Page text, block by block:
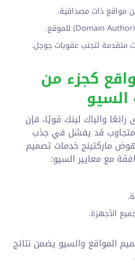
مواقع ذات مصداقية.
متقدمة لتجنب عقوبات جوجل.
كجزء من
السيو
والباك لينك قويًا، فإن
متجاوب قد يفشل في جذب
ماركتينج خدمات تصميم
مع معايير السيو:
الأجهزة.
المواقع والسيو يضمن نتائج